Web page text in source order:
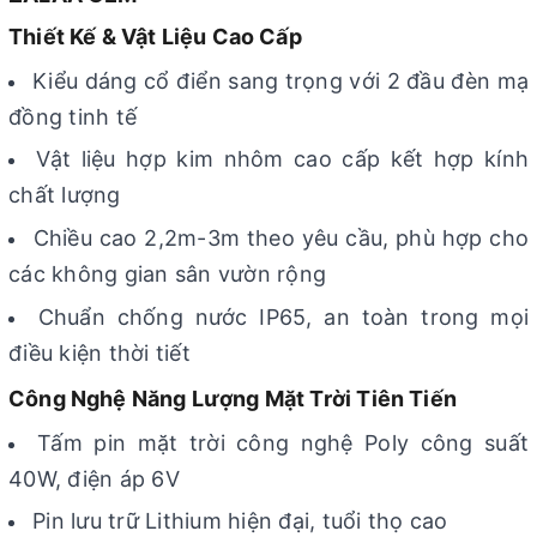
Thiết Kế & Vật Liệu Cao Cấp
Kiểu dáng cổ điển sang trọng với 2 đầu đèn mạ
đồng tinh tế
Vật liệu hợp kim nhôm cao cấp kết hợp kính
chất lượng
Chiều cao 2,2m-3m theo yêu cầu, phù hợp cho
các không gian sân vườn rộng
Chuẩn chống nước IP65, an toàn trong mọi
điều kiện thời tiết
Công Nghệ Năng Lượng Mặt Trời Tiên Tiến
Tấm pin mặt trời công nghệ Poly công suất
40W, điện áp 6V
Pin lưu trữ Lithium hiện đại, tuổi thọ cao